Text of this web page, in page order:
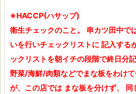
※HACCP(ハサップ)
衛生チェックのこと。 串カツ田中で
いを行いチェックリストに 記入する
ックリストを朝イチの段階で終日分
野菜/海鮮/肉類などでまな板をわけ
が、この店では まな板を分けず、